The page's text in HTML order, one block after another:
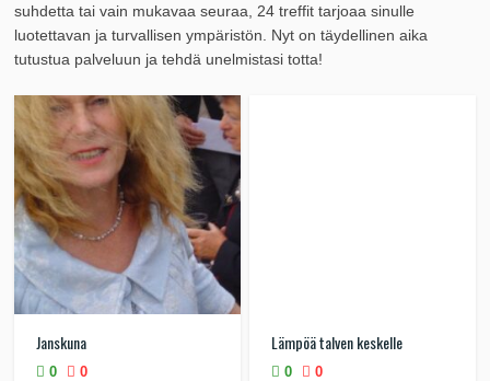
suhdetta tai vain mukavaa seuraa, 24 treffit tarjoaa sinulle
luotettavan ja turvallisen ympäristön. Nyt on täydellinen aika
tutustua palveluun ja tehdä unelmistasi totta!
Janskuna
0 0
Lämpöä talven keskelle
0 0